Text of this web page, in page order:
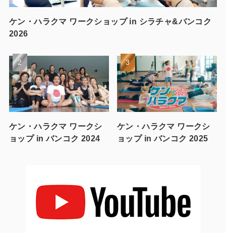
ケン・ハラクマ ワークショップ in シラチャ&バンコク
2026
ケン・ハラクマ ワークシ
ョップ in バンコク 2024
ケン・ハラクマ ワークシ
ョップ in バンコク 2025